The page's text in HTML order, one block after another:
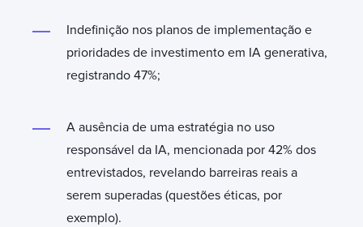
Indefinição nos planos de implementação e
prioridades de investimento em IA generativa,
registrando 47%;
A ausência de uma estratégia no uso
responsável da IA, mencionada por 42% dos
entrevistados, revelando barreiras reais a
serem superadas (questões éticas, por
exemplo).